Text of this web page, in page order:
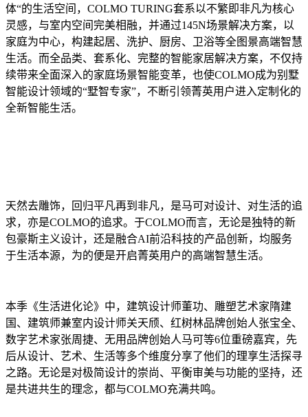
体“的生活空间，COLMO TURING套系以不繁即非凡为核心
灵感，与室内空间完美相融，并通过145N场景解决方案，以
家庭为中心，构建起居、洗护、厨房、卫浴等全图景高端智慧
生活。而全品类、套系化、完整的智能家居解决方案，不仅持
续带来全面深入的家庭场景智能变革，也使COLMO成为别墅
智能设计领域的“墅智专家”，不断引领菁英用户进入定制化的
全新智能生活。
天然去雕饰，回归平凡再到非凡，是马可对设计、对生活的追
求，亦是COLMO的追求。于COLMO而言，无论是独特的新
包豪斯主义设计，还是融合AI前沿科技的产品创新，均服务
于生活本源，为的便是开启菁英用户的高端智慧生活。
本季《生活进化论》中，建筑设计师董功、雕塑艺术家隋建
国、建筑师兼室内设计师关天颀、红树林品牌创始人张宝全、
数字艺术家张周捷、无用品牌创始人马可等6位重磅嘉宾，先
后从设计、艺术、生活等多个维度分享了他们的理享生活探寻
之路。无论是对极简设计的崇尚、平衡审美与功能的坚持，还
是共进共生的理念，都与COLMO充满共鸣。